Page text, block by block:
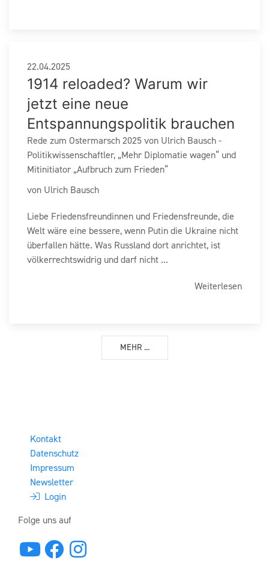
22.04.2025
1914 reloaded? Warum wir
jetzt eine neue
Entspannungspolitik brauchen
Rede zum Ostermarsch 2025 von Ulrich Bausch -
Politikwissenschaftler, „Mehr Diplomatie wagen“ und
Mitinitiator „Aufbruch zum Frieden“
von Ulrich Bausch
Liebe Friedensfreundinnen und Friedensfreunde, die
Welt wäre eine bessere, wenn Putin die Ukraine nicht
überfallen hätte. Was Russland dort anrichtet, ist
völkerrechtswidrig und darf nicht ...
Weiterlesen
MEHR ...
Kontakt
Datenschutz
Impressum
Newsletter
Login
Folge uns auf